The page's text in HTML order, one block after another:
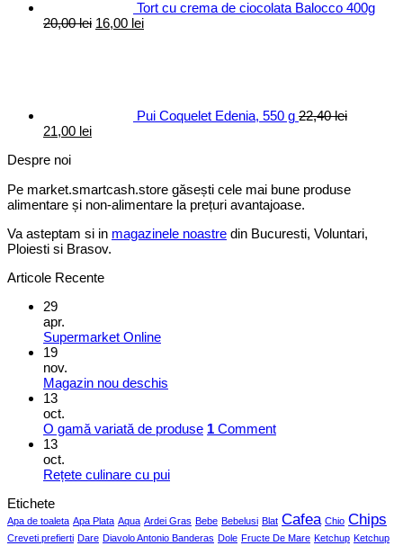
Tort cu crema de ciocolata Balocco 400g
20,00lei Prețul
16,00 leiPrețul
Pui Coquelet Edenia, 550 g 22,40lei
Prețul
a
22,40 lei.
21,00 leiPrețul
Despre noi
Pe market.smartcash.store găsești cele mai bune produse
alimentare și non-alimentare la prețuri avantajoase.
Va asteptam si in magazinele noastre din Bucuresti, Voluntari,
Ploiesti si Brasov.
Articole Recente
29
apr.
Supermarket Online
19
nov.
Magazin nou deschis
13
oct.
O gamă variată de produse 1 Comment
13
oct.
Rețete culinare cu pui
Etichete
Apa de toaleta Apa Plata Aqua Ardei Gras Bebe Bebelusi Blat Cafea Chio Chips
Creveti prefierti Dare Diavolo Antonio Banderas Dole Fructe De Mare Ketchup Ketchup